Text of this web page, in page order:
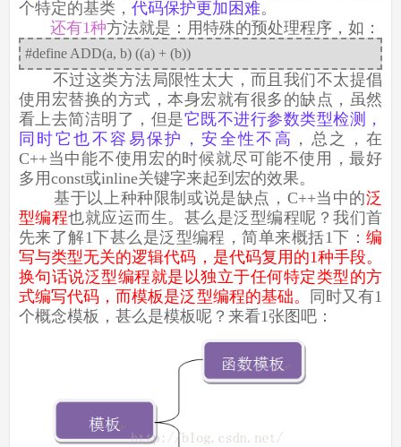
个特定的基类， 代码保护更加困难。
还有1种方法就是：用特殊的预处理程序，如：
#define ADD(a, b) ((a) + (b))
不过这类方法局限性太大，而且我们不太提倡
使用宏替换的方式，本身宏就有很多的缺点，虽然
看上去简洁明了，但是它既不进行参数类型检测，
同时它也不容易保护，安全性不高 ，总之，在
C++当中能不使用宏的时候就尽可能不使用，最好
多用const或inline关键字来起到宏的效果。
基于以上种种限制或说是缺点，C++当中的泛
型编程也就应运而生。甚么是泛型编程呢？我们首
先来了解1下甚么是泛型编程，简单来概括1下： 编
写与类型无关的逻辑代码，是代码复用的1种手段。
换句话说泛型编程就是以独立于任何特定类型的方
式编写代码，而模板是泛型编程的基础。
同时又有1
个概念模板，甚么是模板呢？来看1张图吧：